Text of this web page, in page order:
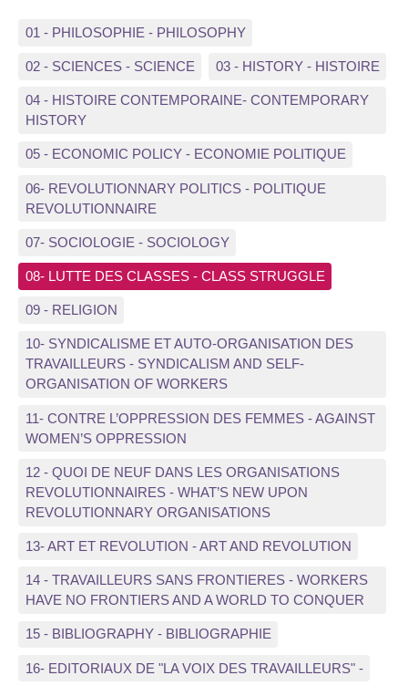
01 - PHILOSOPHIE - PHILOSOPHY
02 - SCIENCES - SCIENCE 03 - HISTORY - HISTOIRE
04 - HISTOIRE CONTEMPORAINE- CONTEMPORARY
HISTORY
05 - ECONOMIC POLICY - ECONOMIE POLITIQUE
06- REVOLUTIONNARY POLITICS - POLITIQUE
REVOLUTIONNAIRE
07- SOCIOLOGIE - SOCIOLOGY
08- LUTTE DES CLASSES - CLASS STRUGGLE
09 - RELIGION
10- SYNDICALISME ET AUTO-ORGANISATION DES
TRAVAILLEURS - SYNDICALISM AND SELF-
ORGANISATION OF WORKERS
11- CONTRE L’OPPRESSION DES FEMMES - AGAINST
WOMEN’S OPPRESSION
12 - QUOI DE NEUF DANS LES ORGANISATIONS
REVOLUTIONNAIRES - WHAT’S NEW UPON
REVOLUTIONNARY ORGANISATIONS
13- ART ET REVOLUTION - ART AND REVOLUTION
14 - TRAVAILLEURS SANS FRONTIERES - WORKERS
HAVE NO FRONTIERS AND A WORLD TO CONQUER
15 - BIBLIOGRAPHY - BIBLIOGRAPHIE
16- EDITORIAUX DE "LA VOIX DES TRAVAILLEURS" -